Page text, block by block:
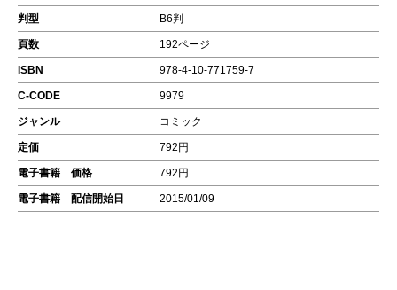
判型 B6判
頁数 192ページ
ISBN 978-4-10-771759-7
C-CODE 9979
ジャンル コミック
定価 792円
電子書籍 価格 792円
電子書籍 配信開始日 2015/01/09